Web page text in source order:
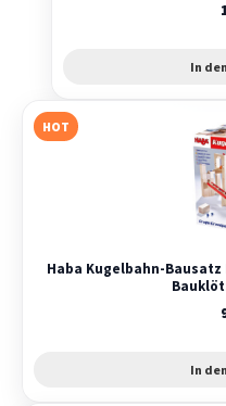
In
HOT
Haba Kugelbahn-
In